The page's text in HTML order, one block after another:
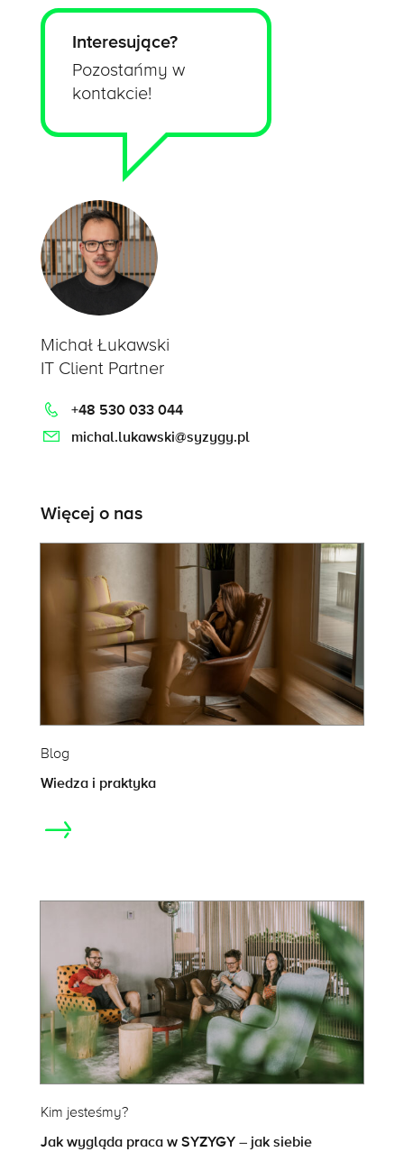
Interesujące?
Pozostańmy w
kontakcie!
Michał Łukawski
IT Client Partner
+48 530 033 044
michal.lukawski@syzygy.pl
Więcej o nas
Blog
Wiedza i praktyka
Kim jesteśmy?
Jak wygląda praca w SYZYGY – jak siebie